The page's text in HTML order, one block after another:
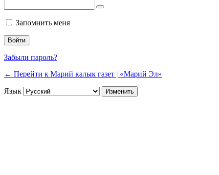
Запомнить меня
Забыли пароль?
← Перейти к Марий калык газет | «Марий Эл»
Язык